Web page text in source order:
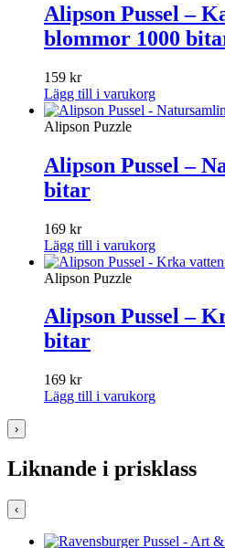
Alipson Pussel –
blommor 1000
159 kr
Lägg till i varukorg
Alipson Puzzle
Alipson Pussel –
bitar
169 kr
Lägg till i varukorg
Alipson Puzzle
Alipson Pussel –
bitar
169 kr
Lägg till i varukorg
›
Liknande i prisklass
‹